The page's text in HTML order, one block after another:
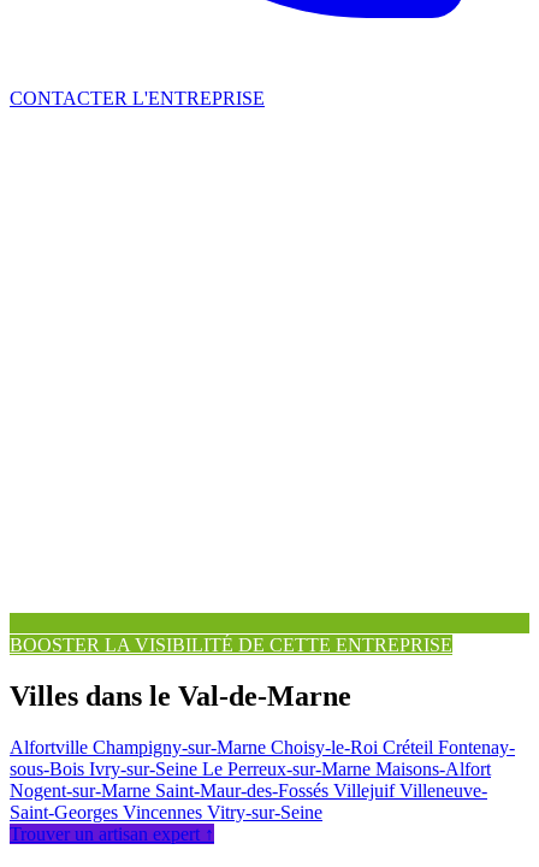
CONTACTER L'ENTREPRISE
BOOSTER LA VISIBILITÉ DE CETTE ENTREPRISE
Villes dans le Val-de-Marne
Alfortville Champigny-sur-Marne Choisy-le-Roi Créteil Fontenay-
sous-Bois Ivry-sur-Seine Le Perreux-sur-Marne Maisons-Alfort
Nogent-sur-Marne Saint-Maur-des-Fossés VillejuifVilleneuve-
Saint-Georges Vincennes Vitry-sur-Seine
Trouver un artisan expert ↑